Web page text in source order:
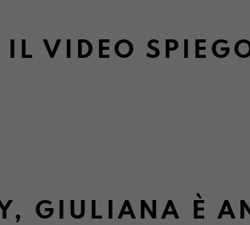
IL VIDEO
GIULIANA È